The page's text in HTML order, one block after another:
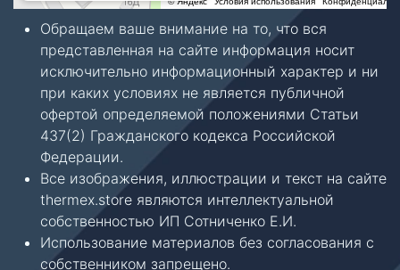
Обращаем ваше внимание на то, что вся
представленная на сайте информация носит
исключительно информационный характер и ни
при каких условиях не является публичной
офертой определяемой положениями Статьи
437(2) Гражданского кодекса Российской
Федерации.
Все изображения, иллюстрации и текст на сайте
thermex.store являются интеллектуальной
собственностью ИП Сотниченко Е.И.
Использование материалов без согласования с
собственником запрещено.